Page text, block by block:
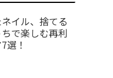
イル、捨てる
で楽しむ再利
選！